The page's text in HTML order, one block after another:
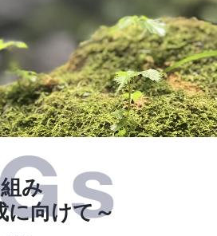
み
に向けて～